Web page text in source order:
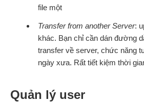
file một
Transfer from another Server:
khác. Bạn chỉ cần dán đường
transfer về server, chức năng
ngày xưa. Rất tiết kiệm thời
Quản lý user